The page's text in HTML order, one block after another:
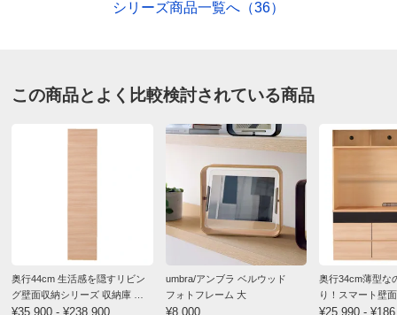
シリーズ商品一覧へ（36）
この商品とよく比較検討されている商品
奥行44cm 生活感を隠すリビン
グ壁面収納シリーズ 収納庫 扉
タイプ 幅40cm
¥35,900 - ¥238,900
umbra/アンブラ ベルウッド
フォトフレーム 大
¥8,000
奥行34cm薄型な
り！スマート壁
テレビ台 ハイタ
¥25,990 -